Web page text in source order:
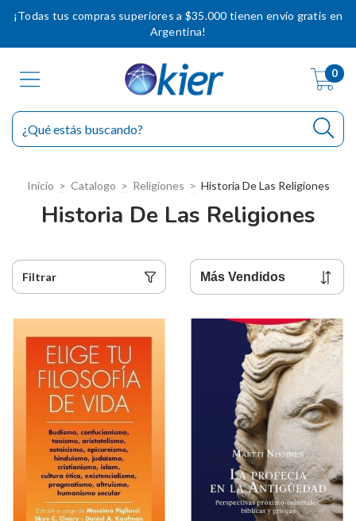
¡Todas tus compras superiores a $35.000 tienen envío gratis en
Argentina!
0
Inicio > Catalogo > Religiones > Historia De Las Religiones
Historia De Las Religiones
Filtrar